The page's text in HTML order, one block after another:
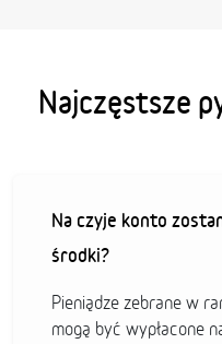
Najczęstsze
Na czyje konto
środki?
Pieniądze zebrane w
mogą być wypłacone